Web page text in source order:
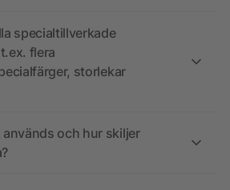
specialtillverkade
flera
storlekar
och hur skiljer